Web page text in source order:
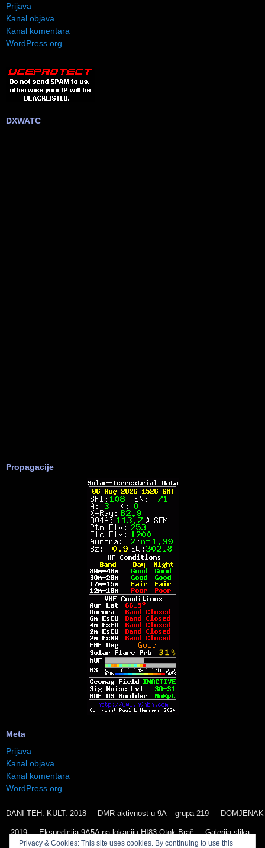
Prijava
Kanal objava
Kanal komentara
WordPress.org
DXWATC
Propagacije
Meta
Prijava
Kanal objava
Kanal komentara
WordPress.org
DANI TEH. KULT. 2018 DMR aktivnost u 9A – grupa 219 DOMJENAK
2019 Ekspedicija 9A5A na lokaciju HI83 Otok Brač Galerija slika
Privacy & Cookies: This site uses cookies. By continuing to use this